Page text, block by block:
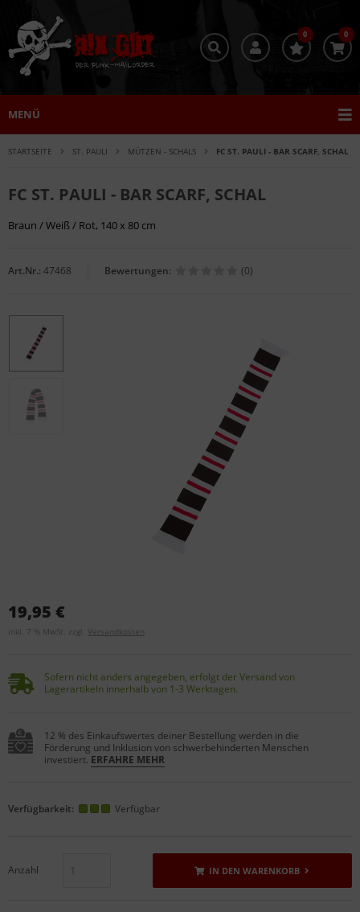
0 0
MENÜ
STARTSEITE ST. PAULI MÜTZEN - SCHALS FC ST. PAULI - BAR SCARF, SCHAL
FC ST. PAULI - BAR SCARF, SCHAL
Braun / Weiß / Rot, 140 x 80 cm
Art.Nr.: 47468 Bewertungen: (0)
19,95 €
inkl. 7 % MwSt. zzgl. Versandkosten
Sofern nicht anders angegeben, erfolgt der Versand von
Lagerartikeln innerhalb von 1-3 Werktagen.
12 % des Einkaufswertes deiner Bestellung werden in die
Förderung und Inklusion von schwerbehinderten Menschen
investiert. ERFAHRE MEHR
Verfügbarkeit: Verfügbar
Anzahl IN DEN WARENKORB